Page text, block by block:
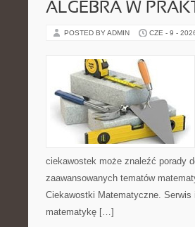
ALGEBRA W
POSTED BY ADMIN CZE - 9 -
ciekawostek może znaleźć porady
zaawansowanych tematów
Ciekawostki Matematyczne. Serwis
matematykę […]